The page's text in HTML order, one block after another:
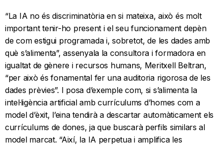
“La IA no és discriminatòria en si mateixa, això és molt
important tenir-ho present i el seu funcionament depèn
de com estigui programada i, sobretot, de les dades amb
què s’alimenta”, assenyala la consultora i formadora en
igualtat de gènere i recursos humans, Meritxell Beltran,
“per això és fonamental fer una auditoria rigorosa de les
dades prèvies”. I posa d’exemple com, si s’alimenta la
intel·ligència artificial amb currículums d’homes com a
model d’èxit, l’eina tendirà a descartar automàticament els
currículums de dones, ja que buscarà perfils similars al
model marcat. “Així, la IA perpetua i amplifica les